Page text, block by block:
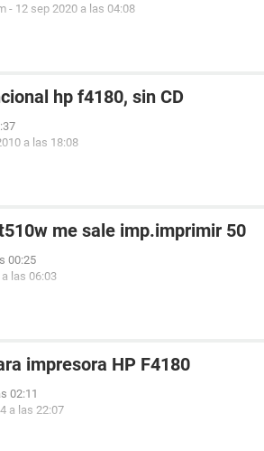
- 12 sep 2020 a las 04:08
hp f4180, sin CD
a las 18:08
me sale imp.imprimir 50
00:25
las 06:03
impresora HP F4180
02:11
a las 22:07